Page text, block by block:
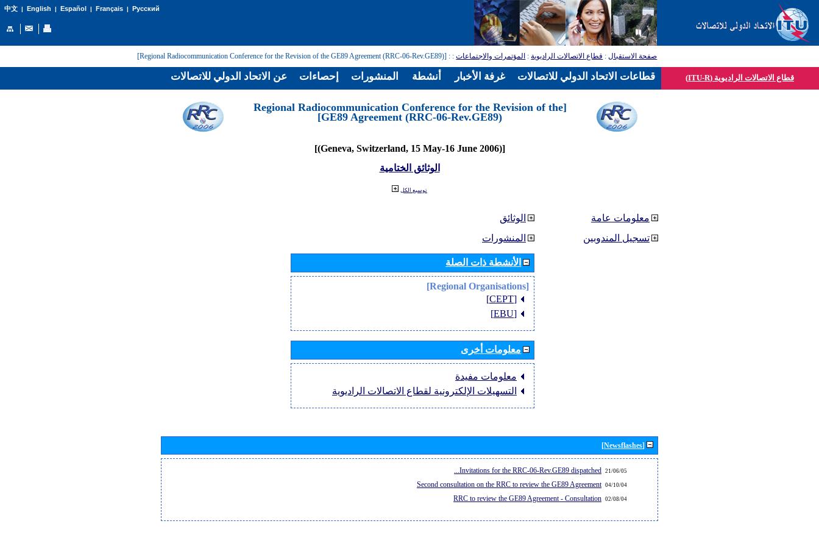
中文| English | Español | Français| Русский
صفحة الاستقبال: قطاع الاتصالات الراديوية: المؤتمرات والاجتماعات:
: [Regional Radiocommunication Conference for the Revision of the GE89 Agreement (RRC-06-Rev.GE89)]
قطاع الاتصالات الراديوية (ITU-R)
[Regional Radiocommunication Conference for the Revision of the
GE89 Agreement (RRC-06-Rev.GE89)]
[(Geneva, Switzerland, 15 May-16 June 2006)]
الوثائق الختامية
توسيع الكل
الوثائق
المنشورات
الأنشطة ذات الصلة
[Regional Organisations]
[CEPT]
[EBU]
معلومات أخرى
معلومات مفيدة
التسهيلات الإلكترونية لقطاع الاتصالات الراديوية
معلومات عامة
تسجيل المندوبين
[Newsflashes]
21/06/05
Invitations for the RRC-06-Rev.GE89 dispatched...
04/10/04
Second consultation on the RRC to review the GE89 Agreement
02/08/04
RRC to review the GE89 Agreement - Consultation
عن الاتحاد الدولي للاتصالات إحصاءات المنشورات أنشطة غرفة الأخبار قطاعات الاتحاد الدولي للاتصالات